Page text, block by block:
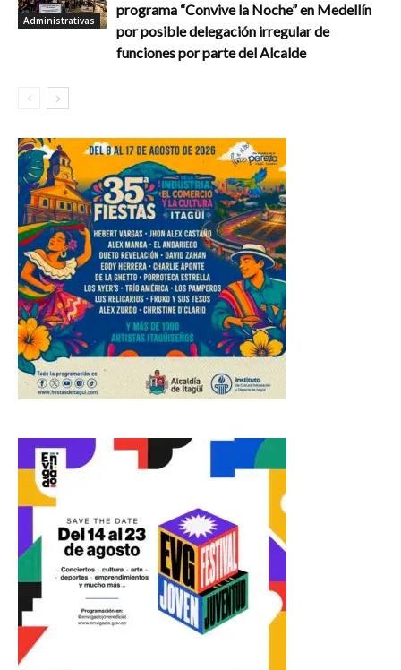
Administrativas
programa “Convive la Noche” en Medellín
por posible delegación irregular de
funciones por parte del Alcalde